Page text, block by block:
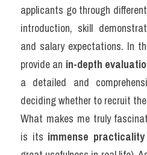
applicants go through
introduction, skill
and salary expectations. In
provide an in-depth
a detailed and
deciding whether to recruit
What makes me truly
is its immense practicality